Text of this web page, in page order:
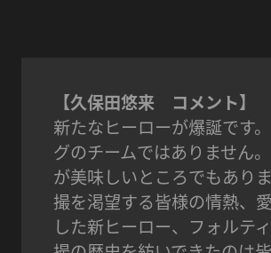
【久保田悠来 コメント】
新たなヒーローが爆誕です
グのチームではありません
が美味しいところでもあり
撮を渇望する皆様の情熱、
した新ヒーロー、フォルテ